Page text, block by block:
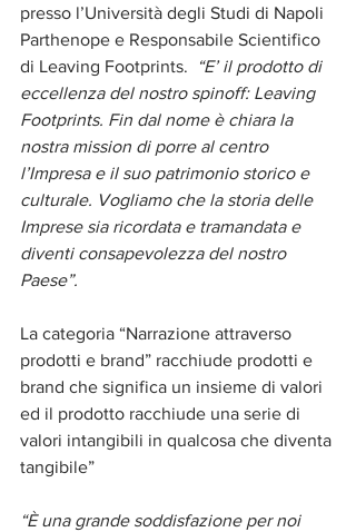
presso l’Università degli Studi di Napoli
Parthenope e Responsabile Scientifico
di Leaving Footprints.
“E’ il prodotto di
eccellenza del nostro spinoff: Leaving
Footprints. Fin dal nome è chiara la
nostra mission di porre al centro
l’Impresa e il suo patrimonio storico e
culturale. Vogliamo che la storia delle
Imprese sia ricordata e tramandata e
diventi consapevolezza del nostro
Paese”.
La categoria “Narrazione attraverso
prodotti e brand” racchiude prodotti e
brand che significa un insieme di valori
ed il prodotto racchiude una serie di
valori intangibili in qualcosa che diventa
tangibile”
“È una grande soddisfazione per noi